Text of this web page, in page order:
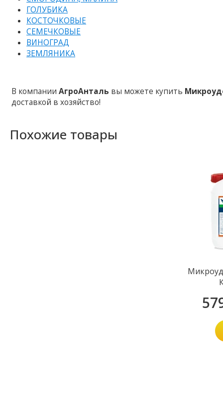
ГОЛУБИКА
КОСТОЧКОВЫЕ
СЕМЕЧКОВЫЕ
ВИНОГРАД
ЗЕМЛЯНИКА
В компанииАгроАнталь вы можете купить
доставкой в ​​хозяйство!
Похожие товары